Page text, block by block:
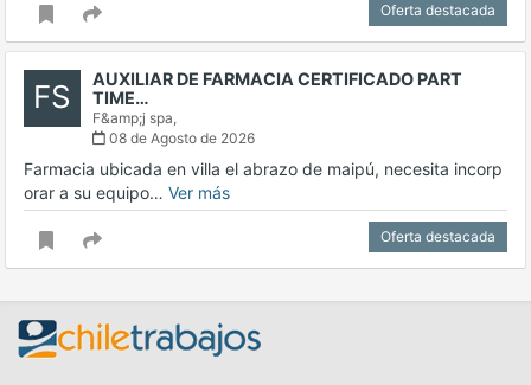
Oferta destacada
FS
AUXILIAR DE FARMACIA CERTIFICADO PART
TIME…
F&amp;j spa,
08 de Agosto de 2026
Farmacia ubicada en villa el abrazo de maipú, necesita incorp
orar a su equipo… Ver más
Oferta destacada